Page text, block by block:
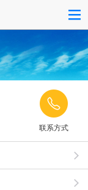
联系方式